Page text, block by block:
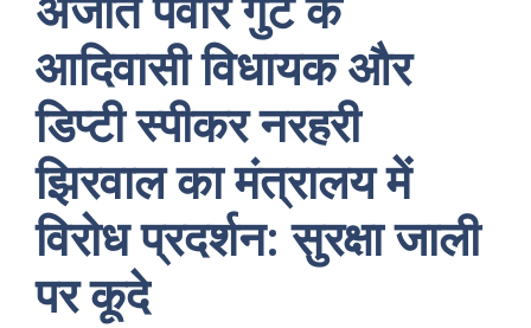
आदिवासी विधायक और
डिप्टी स्पीकर नरहरी
झिरवाल का मंत्रालय में
विरोध प्रदर्शन: सुरक्षा जाली
पर कूदे